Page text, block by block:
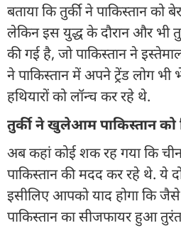
बताया कि तुर्की ने पाकिस्तान को
लेकिन इस युद्ध के दौरान और भी
की गई है, जो पाकिस्तान ने
ने पाकिस्तान में अपने ट्रेंड लोग
हथियारों को लॉन्च कर रहे थे.
तुर्की ने खुलेआम पाकिस्तान को
अब कहां कोई शक रह गया कि
पाकिस्तान की मदद कर रहे थे. ये
इसीलिए आपको याद होगा कि
पाकिस्तान का सीजफायर हुआ